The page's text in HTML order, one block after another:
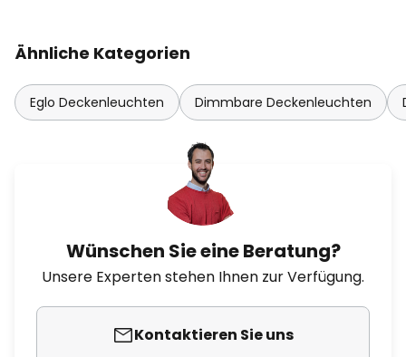
Ähnliche Kategorien
Eglo Deckenleuchten Dimmbare Deckenleuchten
Wünschen Sie eine Beratung?
Unsere Experten stehen Ihnen zur Verfügung.
Kontaktieren Sie uns